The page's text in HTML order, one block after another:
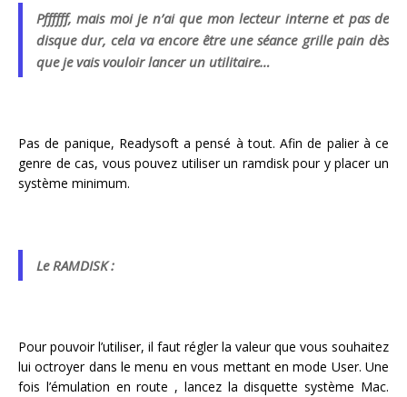
Pffffff, mais moi je n’ai que mon lecteur interne et pas de
disque dur, cela va encore être une séance grille pain dès
que je vais vouloir lancer un utilitaire…
Pas de panique, Readysoft a pensé à tout. Afin de palier à ce
genre de cas, vous pouvez utiliser un ramdisk pour y placer un
système minimum.
Le RAMDISK :
Pour pouvoir l’utiliser, il faut régler la valeur que vous souhaitez
lui octroyer dans le menu en vous mettant en mode User. Une
fois l’émulation en route , lancez la disquette système Mac.